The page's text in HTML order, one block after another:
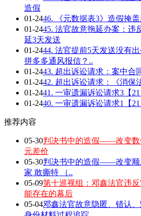
造假
01-2446. 《元数据表3》造假掩
01-2445. 法官故意拖延办案：违
延3天发送
01-2444. 法官提前5天发送没有
拼多多通风报信？..
01-2443. 超出诉讼请求：案中合
01-2442. 超出诉讼请求：《消保
01-2441. 一审遗漏诉讼请求3【
01-2440. 一审遗漏诉讼请求1【
推荐内容
05-30判决书中的造假——改变
元差价
05-30判决书中的造假——改变
家 敢撕特 （..
05-09第十巡视组：邓鑫法官违
能存在的幕后
05-04邓鑫法官故意隐匿、错认